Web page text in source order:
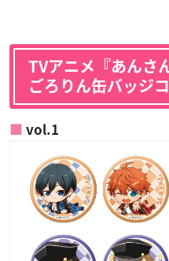
TVアニメ『あんさ
ごろりん缶バッジ
vol.1